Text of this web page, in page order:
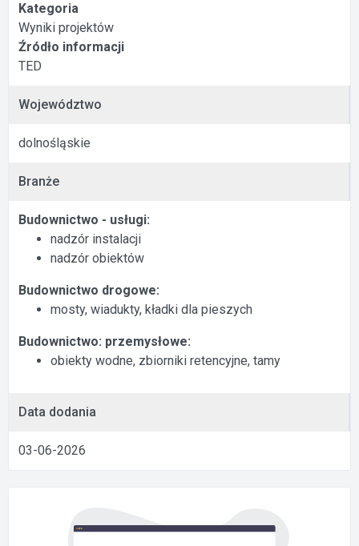
Kategoria
Wyniki projektów
Źródło informacji
TED
Województwo
dolnośląskie
Branże
Budownictwo - usługi:
nadzór instalacji
nadzór obiektów
Budownictwo drogowe:
mosty, wiadukty, kładki dla pieszych
Budownictwo: przemysłowe:
obiekty wodne, zbiorniki retencyjne, tamy
Data dodania
03-06-2026